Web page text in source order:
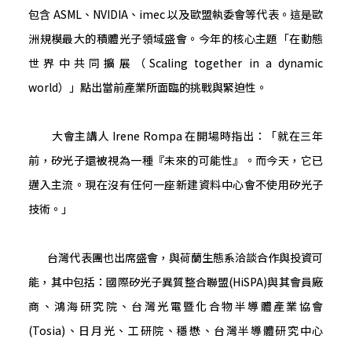
包含 ASML、NVIDIA、imec 以及歐盟執委會等代表。這是歐
洲規模最大的積體光子領域盛會。今年的核心主題「在動態
世界中共同擴展（Scaling together in a dynamic
world）」點出當前產業所面臨的挑戰與緊迫性。
大會主講人 Irene Rompa 在開場時指出：「就在三年
前，矽光子還被視為一種『未來的可能性』。而今天，它已
邁入主流。現在沒有任何一座新建資料中心會不使用矽光子
技術。」
台灣代表團也出席盛會，與荷蘭生態系洽談合作與投資可
能，其中包括：國際矽光子異質整合聯盟(HiSPA)與其會員廠
商、鴻海研究院、台灣光電暨化合物半導體產業協會
(Tosia)、日月光、工研院、穩懋、台灣半導體研究中心